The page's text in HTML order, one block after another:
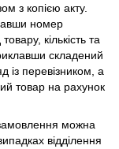
з копією акту.
номер
кількість та
складений
із перевізником, а
товар на рахунок
можна
відділення